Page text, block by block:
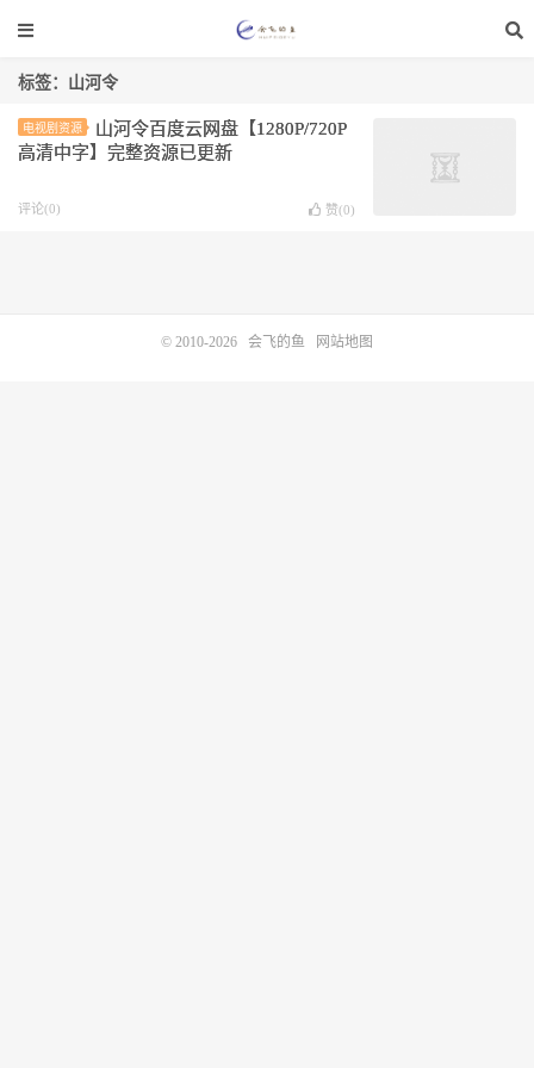
标签：山河令
电视剧资源
山河令百度云网盘【1280P/720P
高清中字】完整资源已更新
评论(0) 赞(0)
© 2010-2026 会飞的鱼 网站地图